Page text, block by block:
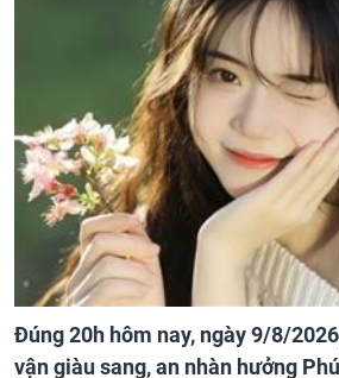
Đúng 20h hôm nay, ngày 9/8/
vận giàu sang, an nhàn hưởng